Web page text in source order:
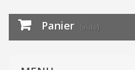
Panier (vide)